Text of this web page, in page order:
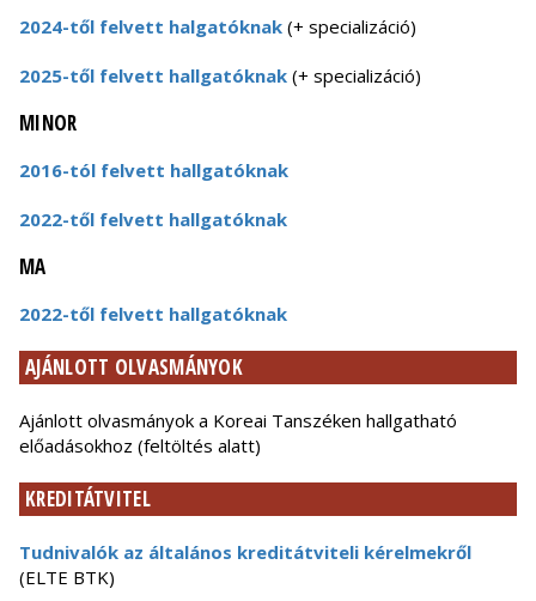
2024-től felvett halgatóknak (+ specializáció)
2025-től felvett hallgatóknak (+ specializáció)
MINOR
2016-tól felvett hallgatóknak
2022-től felvett hallgatóknak
MA
2022-től felvett hallgatóknak
AJÁNLOTT OLVASMÁNYOK
Ajánlott olvasmányok a Koreai Tanszéken hallgatható
előadásokhoz (feltöltés alatt)
KREDITÁTVITEL
Tudnivalók az általános kreditátviteli kérelmekről
(ELTE BTK)